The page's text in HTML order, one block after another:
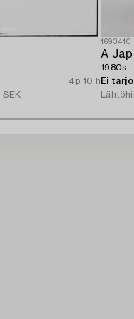
4p 10 h
1693410
A
1980s.
Ei